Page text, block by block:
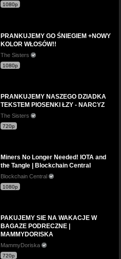
1080p
PRANKUJEMY GO ŚNIEGIEM +NOWY
KOLOR WŁOSÓW!!
The Sisters
1080p
PRANKUJEMY NASZEGO DZIADKA
TEKSTEM PIOSENKI ŁZY - NARCYZ
The Sisters
720p
Miners No Longer Needed! IOTA and
the Tangle | Blockchain Central
Blockchain Central
1080p
PAKUJEMY SIE NA WAKACJE W
BAGAZE PODRECZNE |
MAMMYDORISKA
MammyDoriska
720p